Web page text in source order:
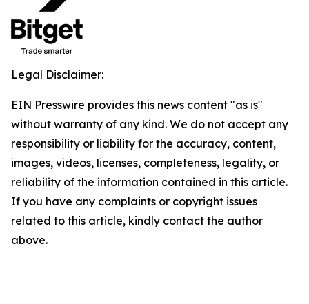
Legal Disclaimer:
EIN Presswire provides this news content "as is"
without warranty of any kind. We do not accept any
responsibility or liability for the accuracy, content,
images, videos, licenses, completeness, legality, or
reliability of the information contained in this article.
If you have any complaints or copyright issues
related to this article, kindly contact the author
above.